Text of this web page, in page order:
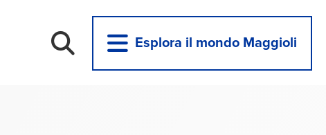
Esplora il mondo Maggioli